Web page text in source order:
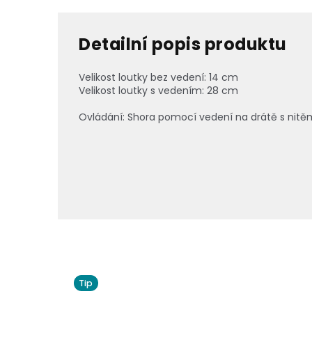
Detailní popis produktu
Velikost loutky bez vedení: 14 cm
Velikost loutky s vedením: 28 cm
Ovládání: Shora pomocí vedení na drátě s
Tip